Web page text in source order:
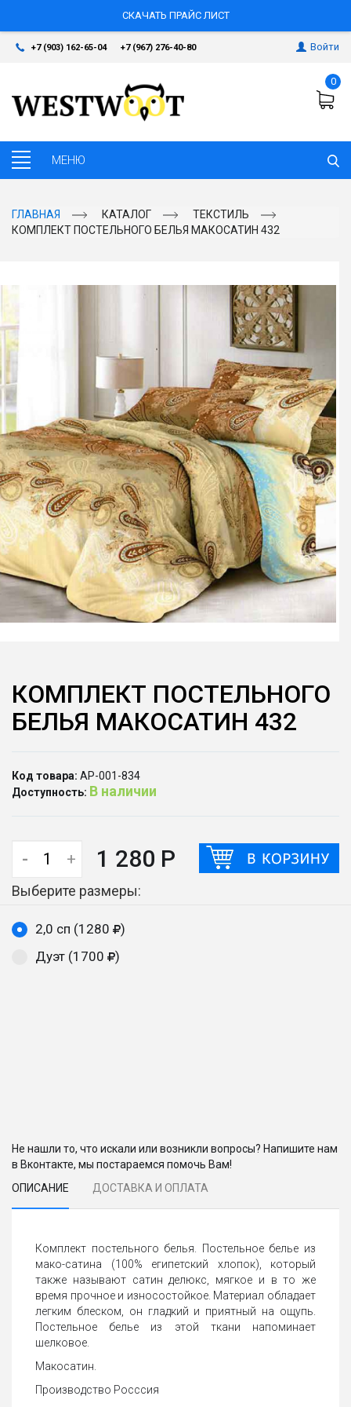
СКАЧАТЬ ПРАЙС ЛИСТ
+7 (903) 162-65-04 +7 (967) 276-40-80 Войти
0
ГЛАВНАЯ КАТАЛОГ
ТЕКСТИЛЬ
КОМПЛЕКТ ПОСТЕЛЬНОГО БЕЛЬЯ МАКОСАТИН 432
КОМПЛЕКТ ПОСТЕЛЬНОГО
БЕЛЬЯ МАКОСАТИН 432
Код товара: АР-001-834
Доступность: В наличии
- + 1 280 Р
Выберите размеры:
2,0 сп (1280
)
Дуэт (1700
)
Не нашли то, что искали или возникли вопросы? Напишите нам
в Вконтакте, мы постараемся помочь Вам!
ОПИСАНИЕ
ДОСТАВКА И ОПЛАТА
Комплект постельного белья. Постельное белье из
мако-сатина (100% египетский хлопок), который
также называют сатин делюкс, мягкое и в то же
время прочное и износостойкое. Материал обладает
легким блеском, он гладкий и приятный на ощупь.
Постельное белье из этой ткани напоминает
шелковое.
Макосатин.
Производство Росссия